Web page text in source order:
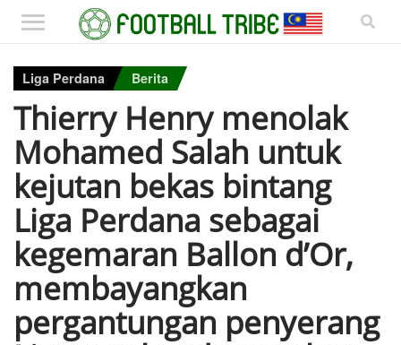
Liga Perdana Berita
Thierry Henry menolak
Mohamed Salah untuk
kejutan bekas bintang
Liga Perdana sebagai
kegemaran Ballon d’Or,
membayangkan
pergantungan penyerang